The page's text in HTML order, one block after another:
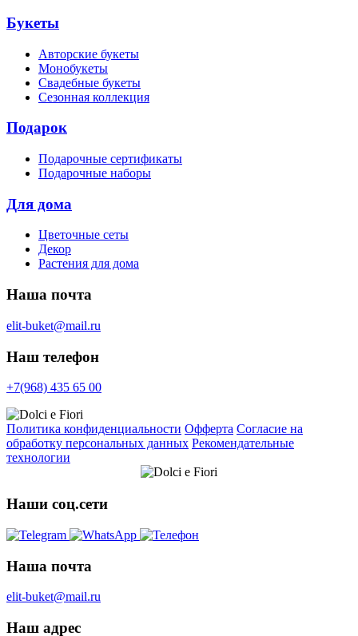
Букеты
Авторские букеты
Монобукеты
Свадебные букеты
Сезонная коллекция
Подарок
Подарочные сертификаты
Подарочные наборы
Для дома
Цветочные сеты
Декор
Растения для дома
Наша почта
elit-buket@mail.ru
Наш телефон
+7(968) 435 65 00
Политика конфиденциальности Офферта Согласие на
обработку персональных данных Рекомендательные
технологии
Наши соц.сети
Наша почта
elit-buket@mail.ru
Наш адрес